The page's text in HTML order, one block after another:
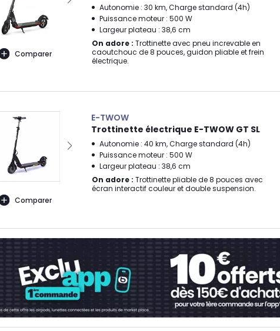
Comparer
Autonomie : 30 km, Charge standard (4h)
Puissance moteur : 500 W
Largeur plateau : 38,6 cm
On adore : Trottinette avec pneu increvable en
caoutchouc de 8 pouces, guidon pliable et frein
électrique.
Comparer
E-TWOW
Trottinette électrique E-TWOW GT SL
Autonomie : 40 km, Charge standard (4h)
Puissance moteur : 500 W
Largeur plateau : 38,6 cm
On adore : Trottinette pliable de 8 pouces avec
écran interactif couleur et double suspension.